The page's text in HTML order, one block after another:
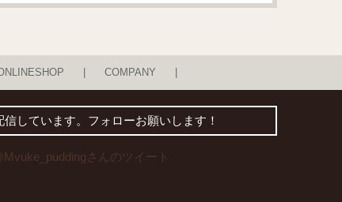
COMPANY
しています。フォローお願いします！
さんのツイート